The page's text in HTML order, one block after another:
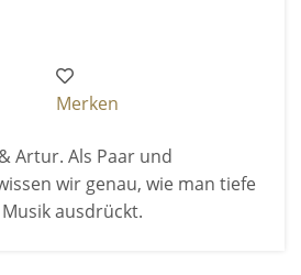
Merken
Artur. Als Paar und
wir genau, wie man tiefe
ausdrückt.